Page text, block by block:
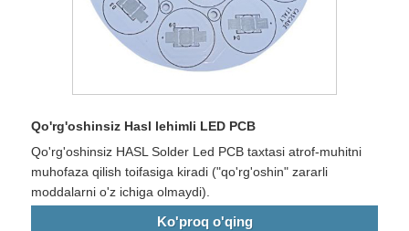
Qo'rg'oshinsiz Hasl lehimli LED PCB
Qo'rg'oshinsiz HASL Solder Led PCB taxtasi atrof-muhitni
muhofaza qilish toifasiga kiradi ("qo'rg'oshin" zararli
moddalarni o'z ichiga olmaydi).
Ko'proq o'qing